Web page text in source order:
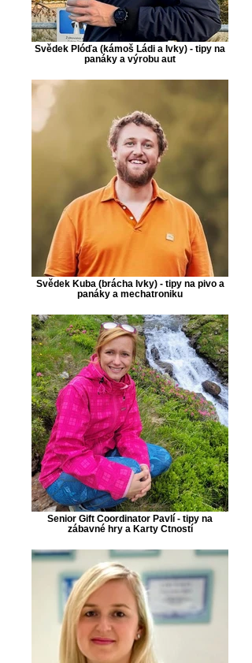
Svědek Plóďa (kámoš Ládi a Ivky) - tipy na
panáky a výrobu aut
Svědek Kuba (brácha Ivky) - tipy na pivo a
panáky a mechatroniku
Senior Gift Coordinator Pavlí - tipy na
zábavné hry a Karty Ctností